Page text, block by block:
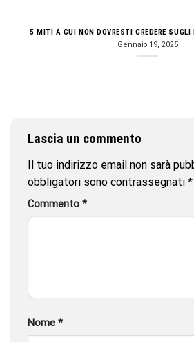
5 MITI A CUI NON DOVRESTI CREDERE
Gennaio 19, 2025
Lascia un commento
Il tuo indirizzo email non sarà
obbligatori sono contrassegnati *
Commento *
Nome *